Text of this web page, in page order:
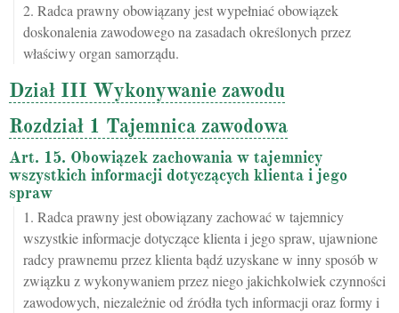
2. Radca prawny obowiązany jest wypełniać obowiązek
doskonalenia zawodowego na zasadach określonych przez
właściwy organ samorządu.
Dział III Wykonywanie zawodu
Rozdział 1 Tajemnica zawodowa
Art. 15. Obowiązek zachowania w tajemnicy
wszystkich informacji dotyczących klienta i jego
spraw
1. Radca prawny jest obowiązany zachować w tajemnicy
wszystkie informacje dotyczące klienta i jego spraw, ujawnione
radcy prawnemu przez klienta bądź uzyskane w inny sposób w
związku z wykonywaniem przez niego jakichkolwiek czynności
zawodowych, niezależnie od źródła tych informacji oraz formy i